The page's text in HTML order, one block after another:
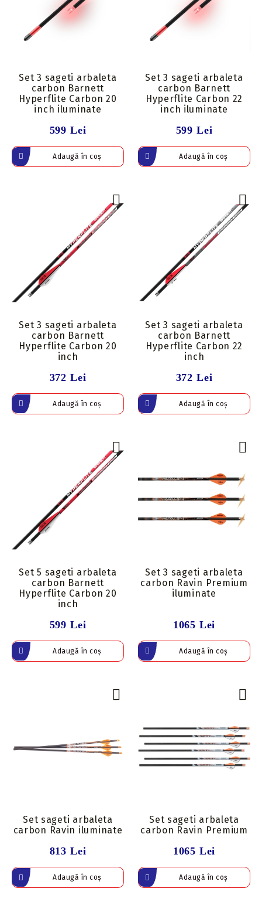
Set 3 sageti arbaleta
carbon Barnett
Hyperflite Carbon 20
inch iluminate
599 Lei
Set 3 sageti arbaleta
carbon Barnett
Hyperflite Carbon 22
inch iluminate
599 Lei
Set 3 sageti arbaleta
carbon Barnett
Hyperflite Carbon 20
inch
372 Lei
Set 3 sageti arbaleta
carbon Barnett
Hyperflite Carbon 22
inch
372 Lei
Set 5 sageti arbaleta
carbon Barnett
Hyperflite Carbon 20
inch
599 Lei
Set 3 sageti arbaleta
carbon Ravin Premium
iluminate
1065 Lei
Set sageti arbaleta
carbon Ravin iluminate
813 Lei
Set sageti arbaleta
carbon Ravin Premium
1065 Lei